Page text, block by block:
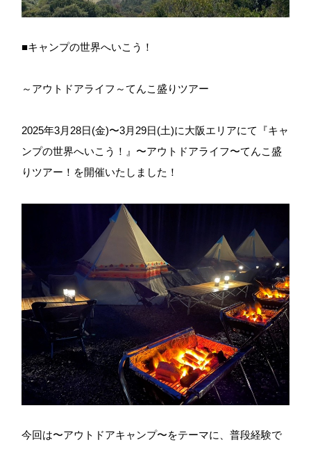
■キャンプの世界へいこう！
～アウトドアライフ～てんこ盛りツアー
2025年3月28日(金)〜3月29日(土)に大阪エリアにて『キャ
ンプの世界へいこう！』〜アウトドアライフ〜てんこ盛
りツアー！を開催いたしました！
今回は〜アウトドアキャンプ〜をテーマに、普段経験で